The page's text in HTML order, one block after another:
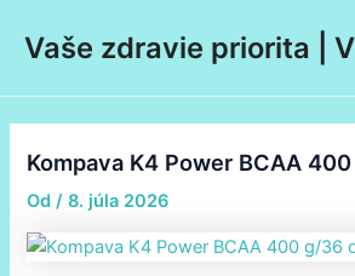
Vaše zdravie priorita |
Kompava K4 Power BCAA
Od /8. júla 2026
navigation